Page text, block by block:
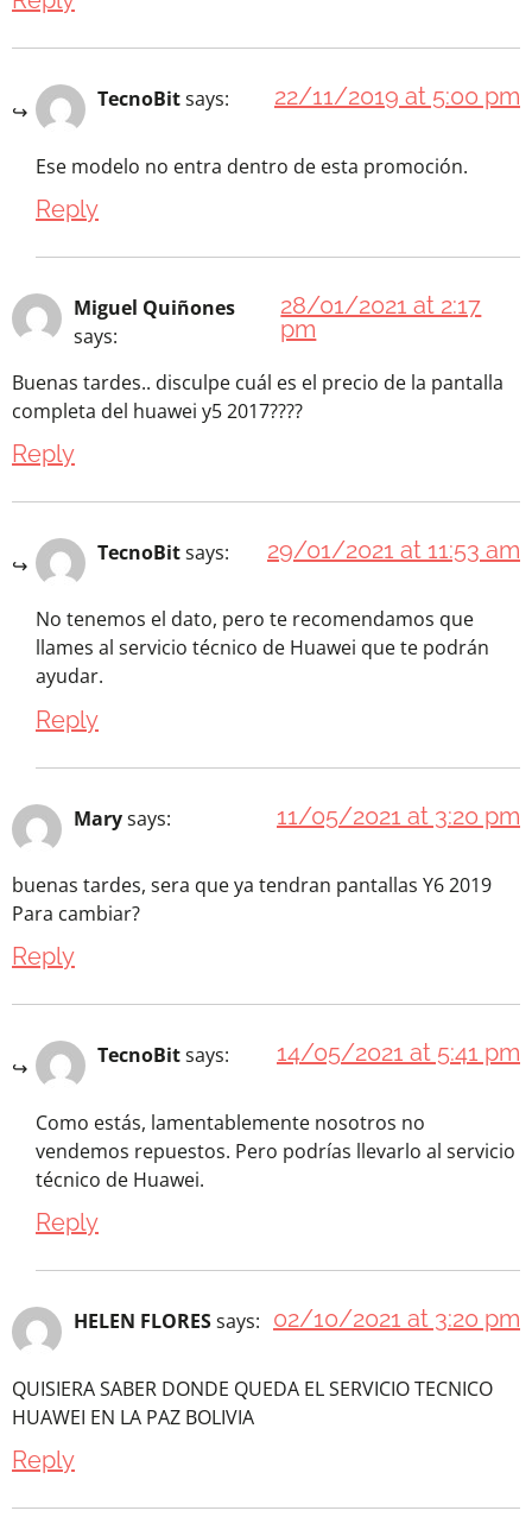
TecnoBitsays: 22/11/2019 at 5:00 pm
Ese modelo no entra dentro de esta promoción.
Reply
Miguel Quiñones
says:
28/01/2021 at 2:17
pm
Buenas tardes.. disculpe cuál es el precio de la pantalla
completa del huawei y5 2017????
Reply
TecnoBitsays: 29/01/2021 at 11:53 am
No tenemos el dato, pero te recomendamos que
llames al servicio técnico de Huawei que te podrán
ayudar.
Reply
Marysays: 11/05/2021 at 3:20 pm
buenas tardes, sera que ya tendran pantallas Y6 2019
Para cambiar?
Reply
TecnoBitsays: 14/05/2021 at 5:41 pm
Como estás, lamentablemente nosotros no
vendemos repuestos. Pero podrías llevarlo al servicio
técnico de Huawei.
Reply
HELEN FLORESsays: 02/10/2021 at 3:20 pm
QUISIERA SABER DONDE QUEDA EL SERVICIO TECNICO
HUAWEI EN LA PAZ BOLIVIA
Reply